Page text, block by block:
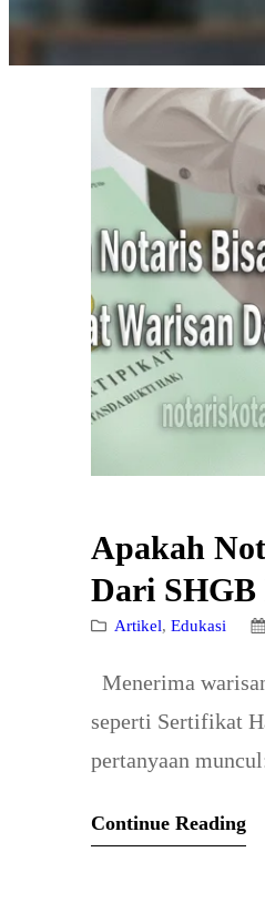
Apakah
Dari SHGB
Artikel, Edukasi
Menerima
seperti Sertifikat
pertanyaan
merangkum
Continue Reading